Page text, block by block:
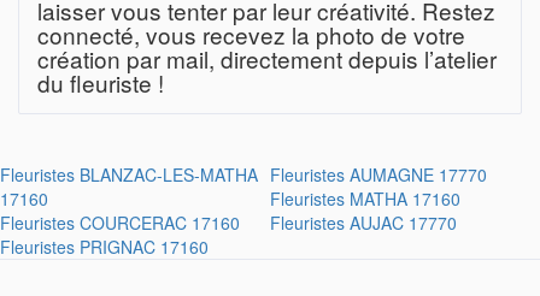
laisser vous tenter par leur créativité. Restez
connecté, vous recevez la photo de votre
création par mail, directement depuis l’atelier
du fleuriste !
Fleuristes BLANZAC-LES-MATHA
17160
Fleuristes AUMAGNE 17770
Fleuristes MATHA 17160
Fleuristes COURCERAC 17160 Fleuristes AUJAC 17770
Fleuristes PRIGNAC 17160